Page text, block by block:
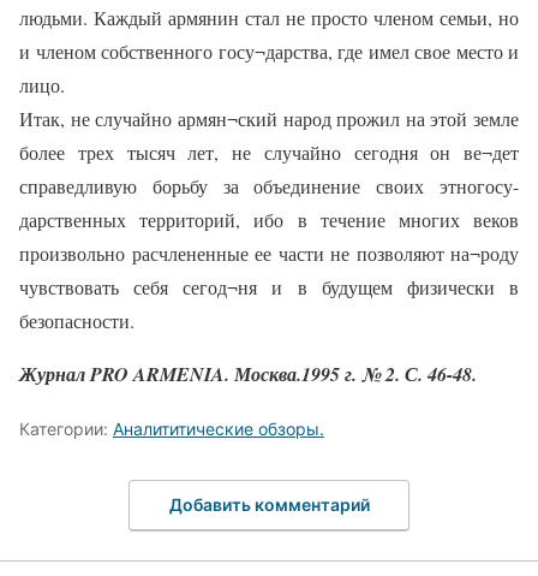
людьми. Каждый армянин стал не просто членом семьи, но
и членом собственного госу¬дарства, где имел свое место и
лицо.
Итак, не случайно армян¬ский народ прожил на этой земле
более трех тысяч лет, не случайно сегодня он ве¬дет
справедливую борьбу за объединение своих этногосу-
дарственных территорий, ибо в течение многих веков
произвольно расчлененные ее части не позволяют на¬роду
чувствовать себя сегод¬ня и в будущем физически в
безопасности.
Журнал PRO ARMENIA. Москва.1995 г. № 2. С. 46-48.
Категории: Аналититические обзоры.
Добавить комментарий